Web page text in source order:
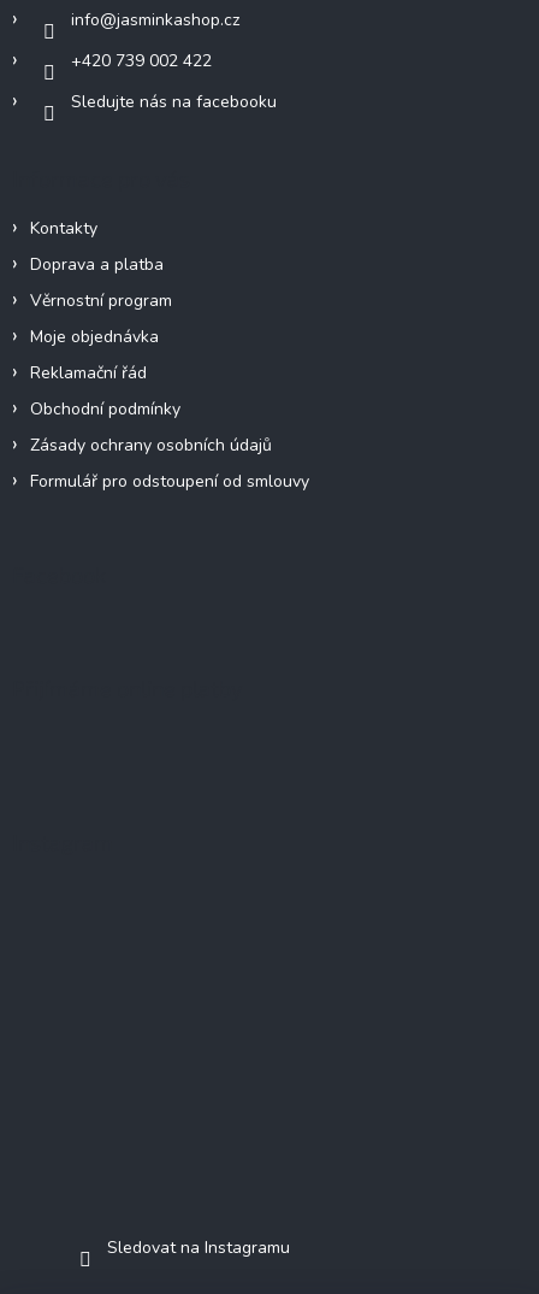
info@jasminkashop.cz
+420 739 002 422
Sledujte nás na facebooku
Kontakty
Doprava a platba
Věrnostní program
Moje objednávka
Reklamační řád
Obchodní podmínky
Zásady ochrany osobních údajů
Formulář pro odstoupení od smlouvy
Sledovat na Instagramu